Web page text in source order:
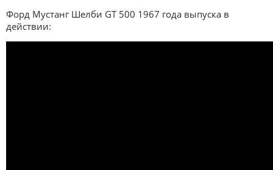
Форд Мустанг Шелби GT 500 1967 года выпуска в
действии: